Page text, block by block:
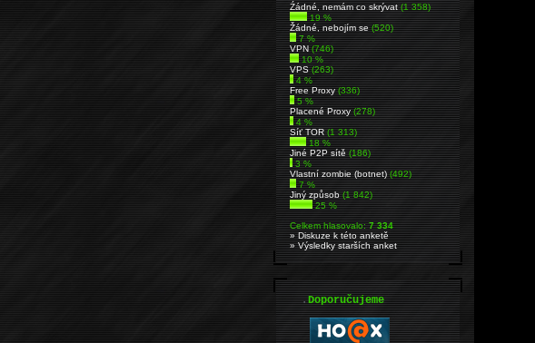
Źádné, nemám co skrývat(1 358)
19 %
Žádné, nebojím se(520)
7 %
VPN(746)
10 %
VPS(263)
4 %
Free Proxy(336)
5 %
Placené Proxy(278)
4 %
Síť TOR(1 313)
18 %
Jiné P2P sítě(186)
3 %
Vlastní zombie (botnet)(492)
7 %
Jiný způsob(1 842)
25 %
Celkem hlasovalo:7 334
» Diskuze k této anketě
» Výsledky starších anket
.Doporučujeme